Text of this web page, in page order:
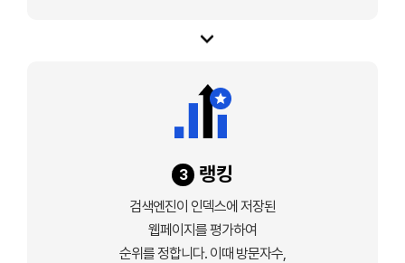
3 랭킹
검색엔진이 인덱스에 저장된
웹페이지를 평가하여
순위를 정합니다. 이때 방문자수,